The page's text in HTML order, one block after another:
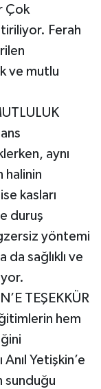
Çok
Ferah
ve mutlu
aynı
halinin
kasları
duruş
yöntemi
da sağlıklı ve
TEŞEKKÜR
hem
Yetişkin’e
sunduğu